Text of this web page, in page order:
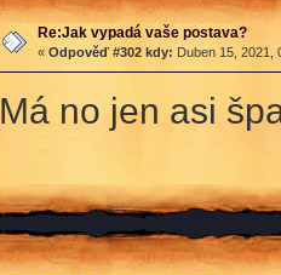
Re:Jak vypadá vaše postava?
« Odpověď #302 kdy: Duben 15, 2021,
Má no jen asi